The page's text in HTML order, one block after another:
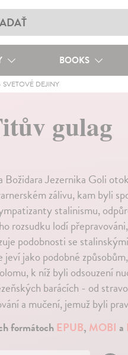
BOOKS
SVETOVÉ DEJINY
gulag
Božidara Jezernika Goli
zálivu, kam byli
stalinismu,
rozsudku lodí
podobnosti se
jeví jako podobné
k níž byli odsouzení
barácích - od
a mučení, jemuž byli
formátoch EPUB, MOBI a